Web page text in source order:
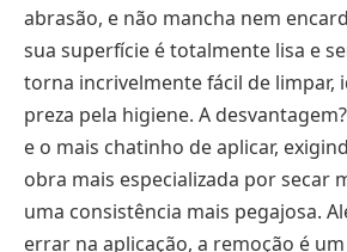
abrasão, e não mancha nem
sua superfície é totalmente lisa e
torna incrivelmente fácil de limpar,
preza pela higiene. A
e o mais chatinho de aplicar,
obra mais especializada por secar
uma consistência mais pegajosa.
errar na aplicação, a remoção é